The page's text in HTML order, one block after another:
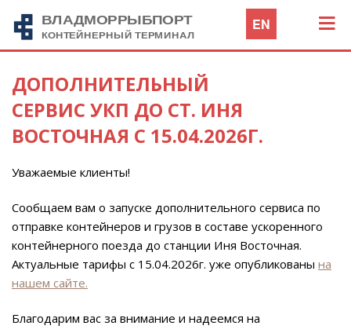
EN
ДОПОЛНИТЕЛЬНЫЙ
СЕРВИС УКП ДО СТ. ИНЯ
ВОСТОЧНАЯ С 15.04.2026Г.
Уважаемые клиенты!
Сообщаем вам о запуске дополнительного сервиса по
отправке контейнеров и грузов в составе ускоренного
контейнерного поезда до станции Иня Восточная.
Актуальные тарифы с 15.04.2026г. уже опубликованы на
нашем сайте.
Благодарим вас за внимание и надеемся на